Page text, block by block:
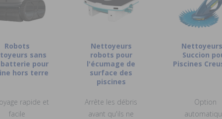
Robots
sans
pour
hors terre
rapide et
facile
Nettoyeurs
robots pour
l'écumage de
surface des
piscines
Arrête les débris
avant qu'ils ne
Succion
Piscines
Option